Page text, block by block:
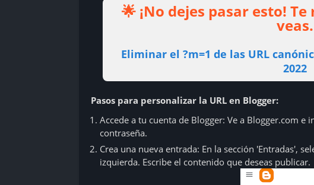
🌟 ¡No dejes pasar esto!
veas.
Eliminar el ?m=1 de las URL
2022
Pasos para personalizar la URL en Blogger:
Accede a tu cuenta de Blogger: Ve a Blogger.com
contraseña.
Crea una nueva entrada: En la sección 'Entradas',
izquierda. Escribe el contenido que deseas publicar.